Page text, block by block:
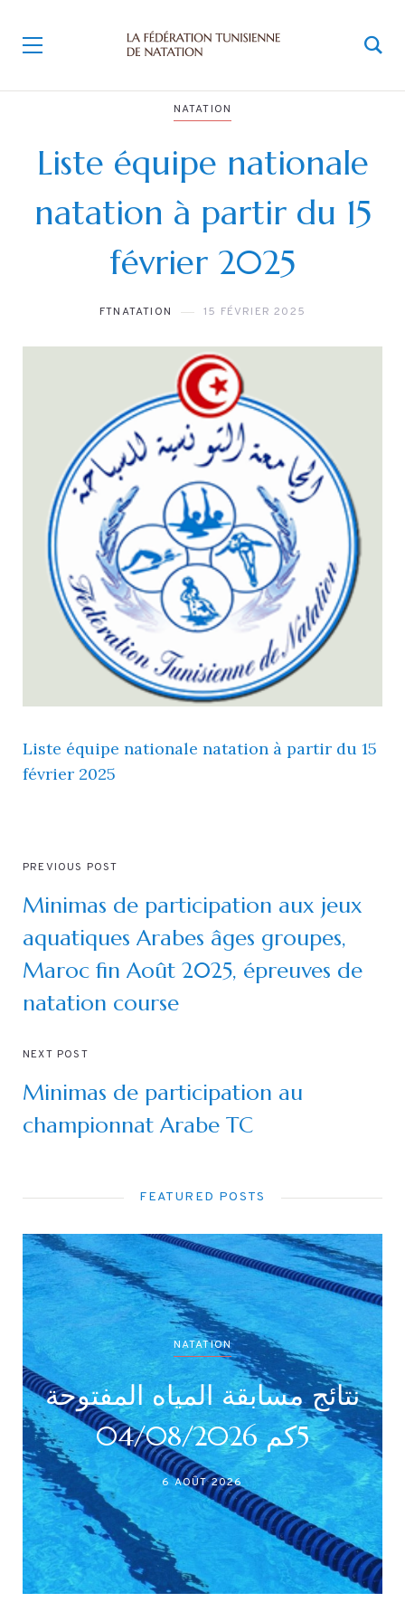
NATATION
Liste équipe nationale
natation à partir du 15
février 2025
FTNATATION 15 FÉVRIER 2025
Liste équipe nationale natation à partir du 15
février 2025
PREVIOUS POST
Minimas de participation aux jeux
aquatiques Arabes âges groupes,
Maroc fin Août 2025, épreuves de
natation course
NEXT POST
Minimas de participation au
championnat Arabe TC
FEATURED POSTS
NATATION
نتائج مسابقة المياه المفتوحة
5كم 04/08/2026
6 AOÛT 2026